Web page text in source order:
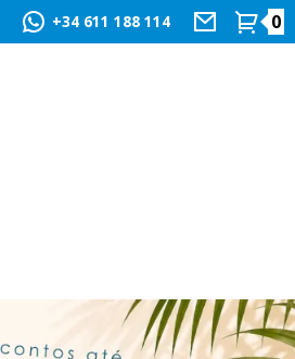
+34 611 188 114 0